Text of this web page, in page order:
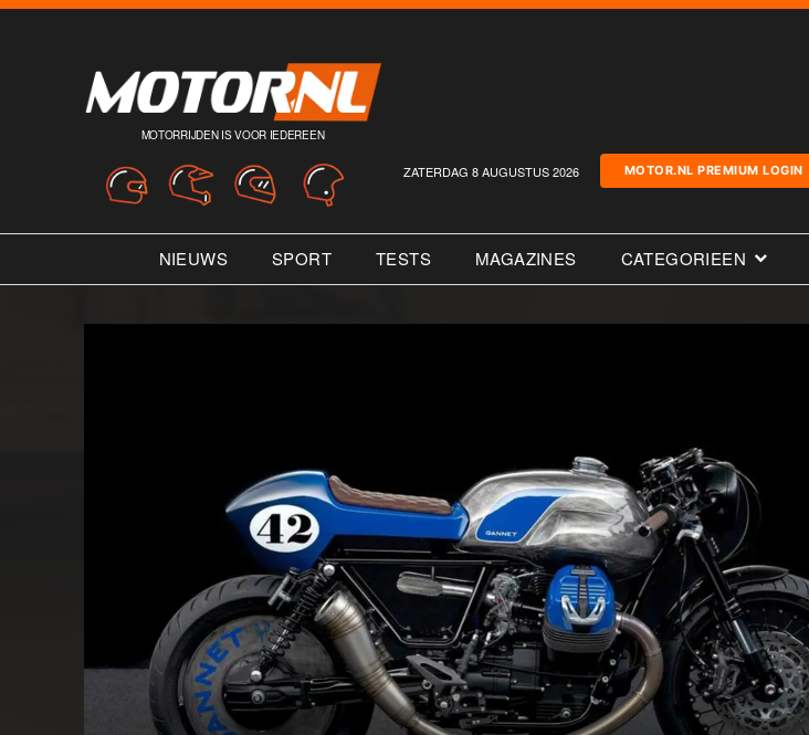
MOTORRIJDEN IS VOOR IEDEREEN
ZATERDAG 8 AUGUSTUS 2026 MOTOR.NL PREMIUM LOGIN
NIEUWS SPORT TESTS MAGAZINES CATEGORIEEN